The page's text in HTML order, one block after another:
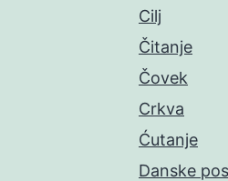
Cilj
Čitanje
Čovek
Crkva
Ćutanje
Danske